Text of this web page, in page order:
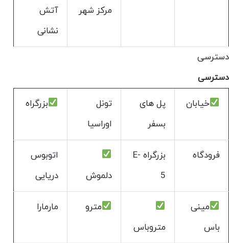
مرکز شهر
آتش
نشانی
دسترسی
دسترسی
خیابان
پل های
بسفر
تونل
اوراسیا
بزرگراه
فرودگاه
بزرگراه E-
5
دلموش
اتوبوس
دریایی
مینی
باس
متروباس
مترو مارمارا